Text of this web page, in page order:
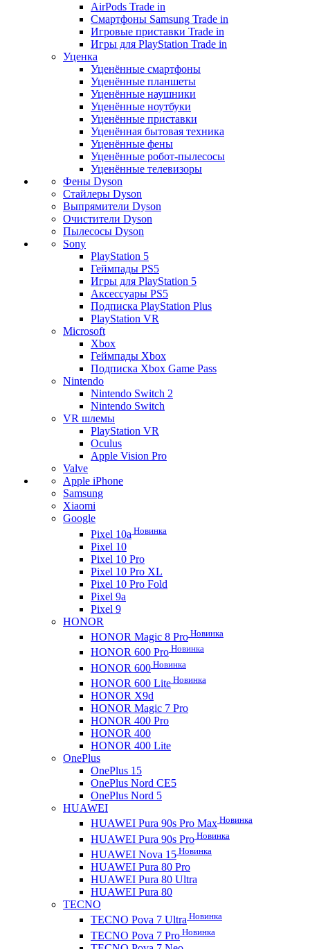
AirPods Trade in
Смартфоны Samsung Trade in
Игровые приставки Trade in
Игры для PlayStation Trade in
Уценка
Уценённые смартфоны
Уценённые планшеты
Уценённые наушники
Уценённые ноутбуки
Уценённые приставки
Уценённая бытовая техника
Уценённые фены
Уценённые робот-пылесосы
Уценённые телевизоры
Фены Dyson
Стайлеры Dyson
Выпрямители Dyson
Очистители Dyson
Пылесосы Dyson
Sony
PlayStation 5
Геймпады PS5
Игры для PlayStation 5
Аксессуары PS5
Подписка PlayStation Plus
PlayStation VR
Microsoft
Xbox
Геймпады Xbox
Подписка Xbox Game Pass
Nintendo
Nintendo Switch 2
Nintendo Switch
VR шлемы
PlayStation VR
Oculus
Apple Vision Pro
Valve
Apple iPhone
Samsung
Xiaomi
Google
Pixel 10a Новинка
Pixel 10
Pixel 10 Pro
Pixel 10 Pro XL
Pixel 10 Pro Fold
Pixel 9a
Pixel 9
HONOR
HONOR Magic 8 Pro Новинка
HONOR 600 Pro Новинка
HONOR 600 Новинка
HONOR 600 Lite Новинка
HONOR X9d
HONOR Magic 7 Pro
HONOR 400 Pro
HONOR 400
HONOR 400 Lite
OnePlus
OnePlus 15
OnePlus Nord CE5
OnePlus Nord 5
HUAWEI
HUAWEI Pura 90s Pro Max Новинка
HUAWEI Pura 90s Pro Новинка
HUAWEI Nova 15 Новинка
HUAWEI Pura 80 Pro
HUAWEI Pura 80 Ultra
HUAWEI Pura 80
TECNO
TECNO Pova 7 Ultra Новинка
TECNO Pova 7 Pro Новинка